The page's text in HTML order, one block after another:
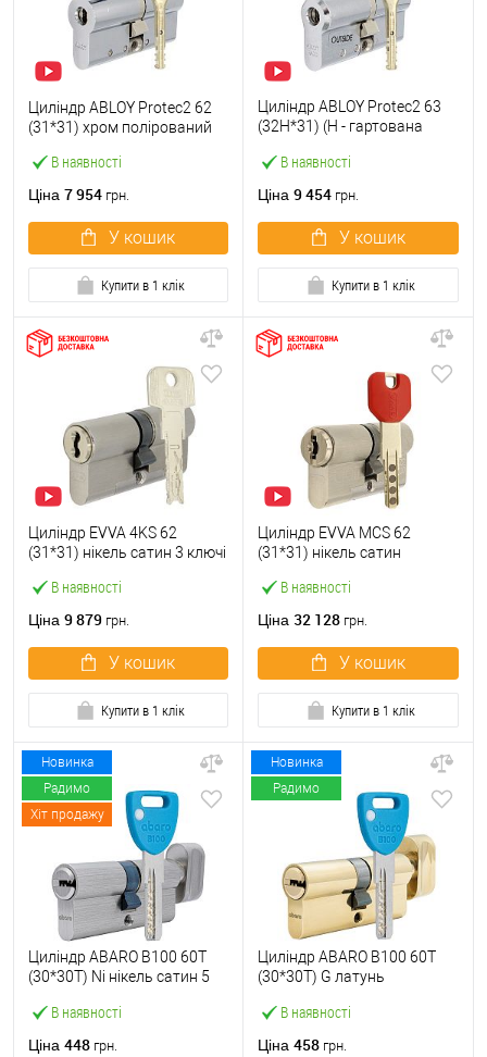
В наявності
Циліндр ABLOY Protec2 62
(31*31) хром полірований
Ціна 7 954 грн.
У кошик
Купити в 1 клік
В наявності
Циліндр ABLOY Protec2 63
(32H*31) (H - гартована
Ціна 9 454 грн.
У кошик
Купити в 1 клік
В наявності
Циліндр EVVA 4KS 62
(31*31) нікель сатин 3 ключі
Ціна 9 879 грн.
У кошик
Купити в 1 клік
В наявності
Циліндр EVVA MCS 62
(31*31) нікель сатин
Ціна 32 128 грн.
У кошик
Купити в 1 клік
Новинка
Радимо
Хіт продажу
В наявності
Циліндр ABARO B100 60T
(30*30T) Ni нікель сатин 5
Ціна 448 грн.
Новинка
Радимо
В наявності
Циліндр ABARO B100 60T
(30*30T) G латунь
Ціна 458 грн.